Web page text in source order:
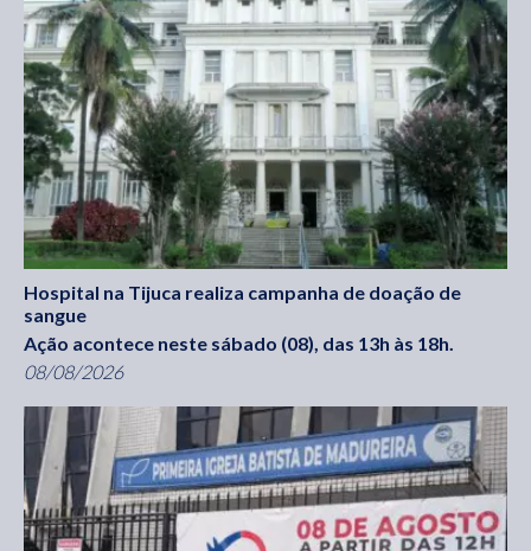
Hospital na Tijuca realiza campanha de doação de
sangue
Ação acontece neste sábado (08), das 13h às 18h.
08/08/2026